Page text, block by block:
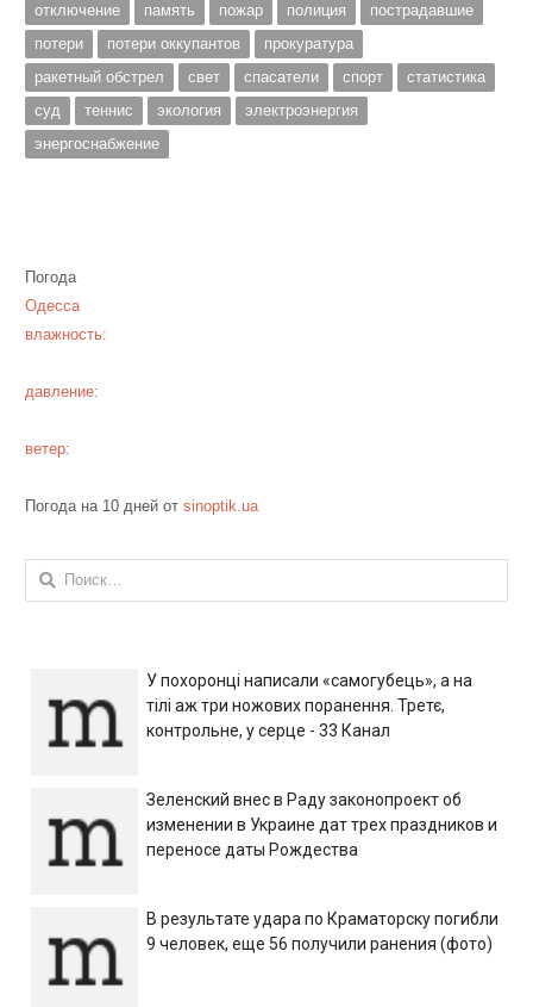
отключение память пожар полиция
пострадавшие
потери
потери оккупантов
прокуратура
ракетный обстрел
свет спасатели спорт
статистика
суд
теннис экология
электроэнергия
энергоснабжение
Погода
Одесса
влажность:
давление:
ветер:
Погода на 10 дней от sinoptik.ua
Найти:
У похоронці написали «самогубець», а на
тілі аж три ножових поранення. Третє,
контрольне, у серце - 33 Канал
Зеленский внес в Раду законопроект об
изменении в Украине дат трех праздников и
переносе даты Рождества
В результате удара по Краматорску погибли
9 человек, еще 56 получили ранения (фото)